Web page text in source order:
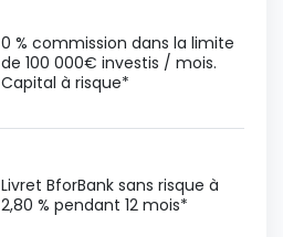
0 % commission dans la limite
de 100 000€ investis / mois.
Capital à risque*
Livret BforBank sans risque à
2,80 % pendant 12 mois*